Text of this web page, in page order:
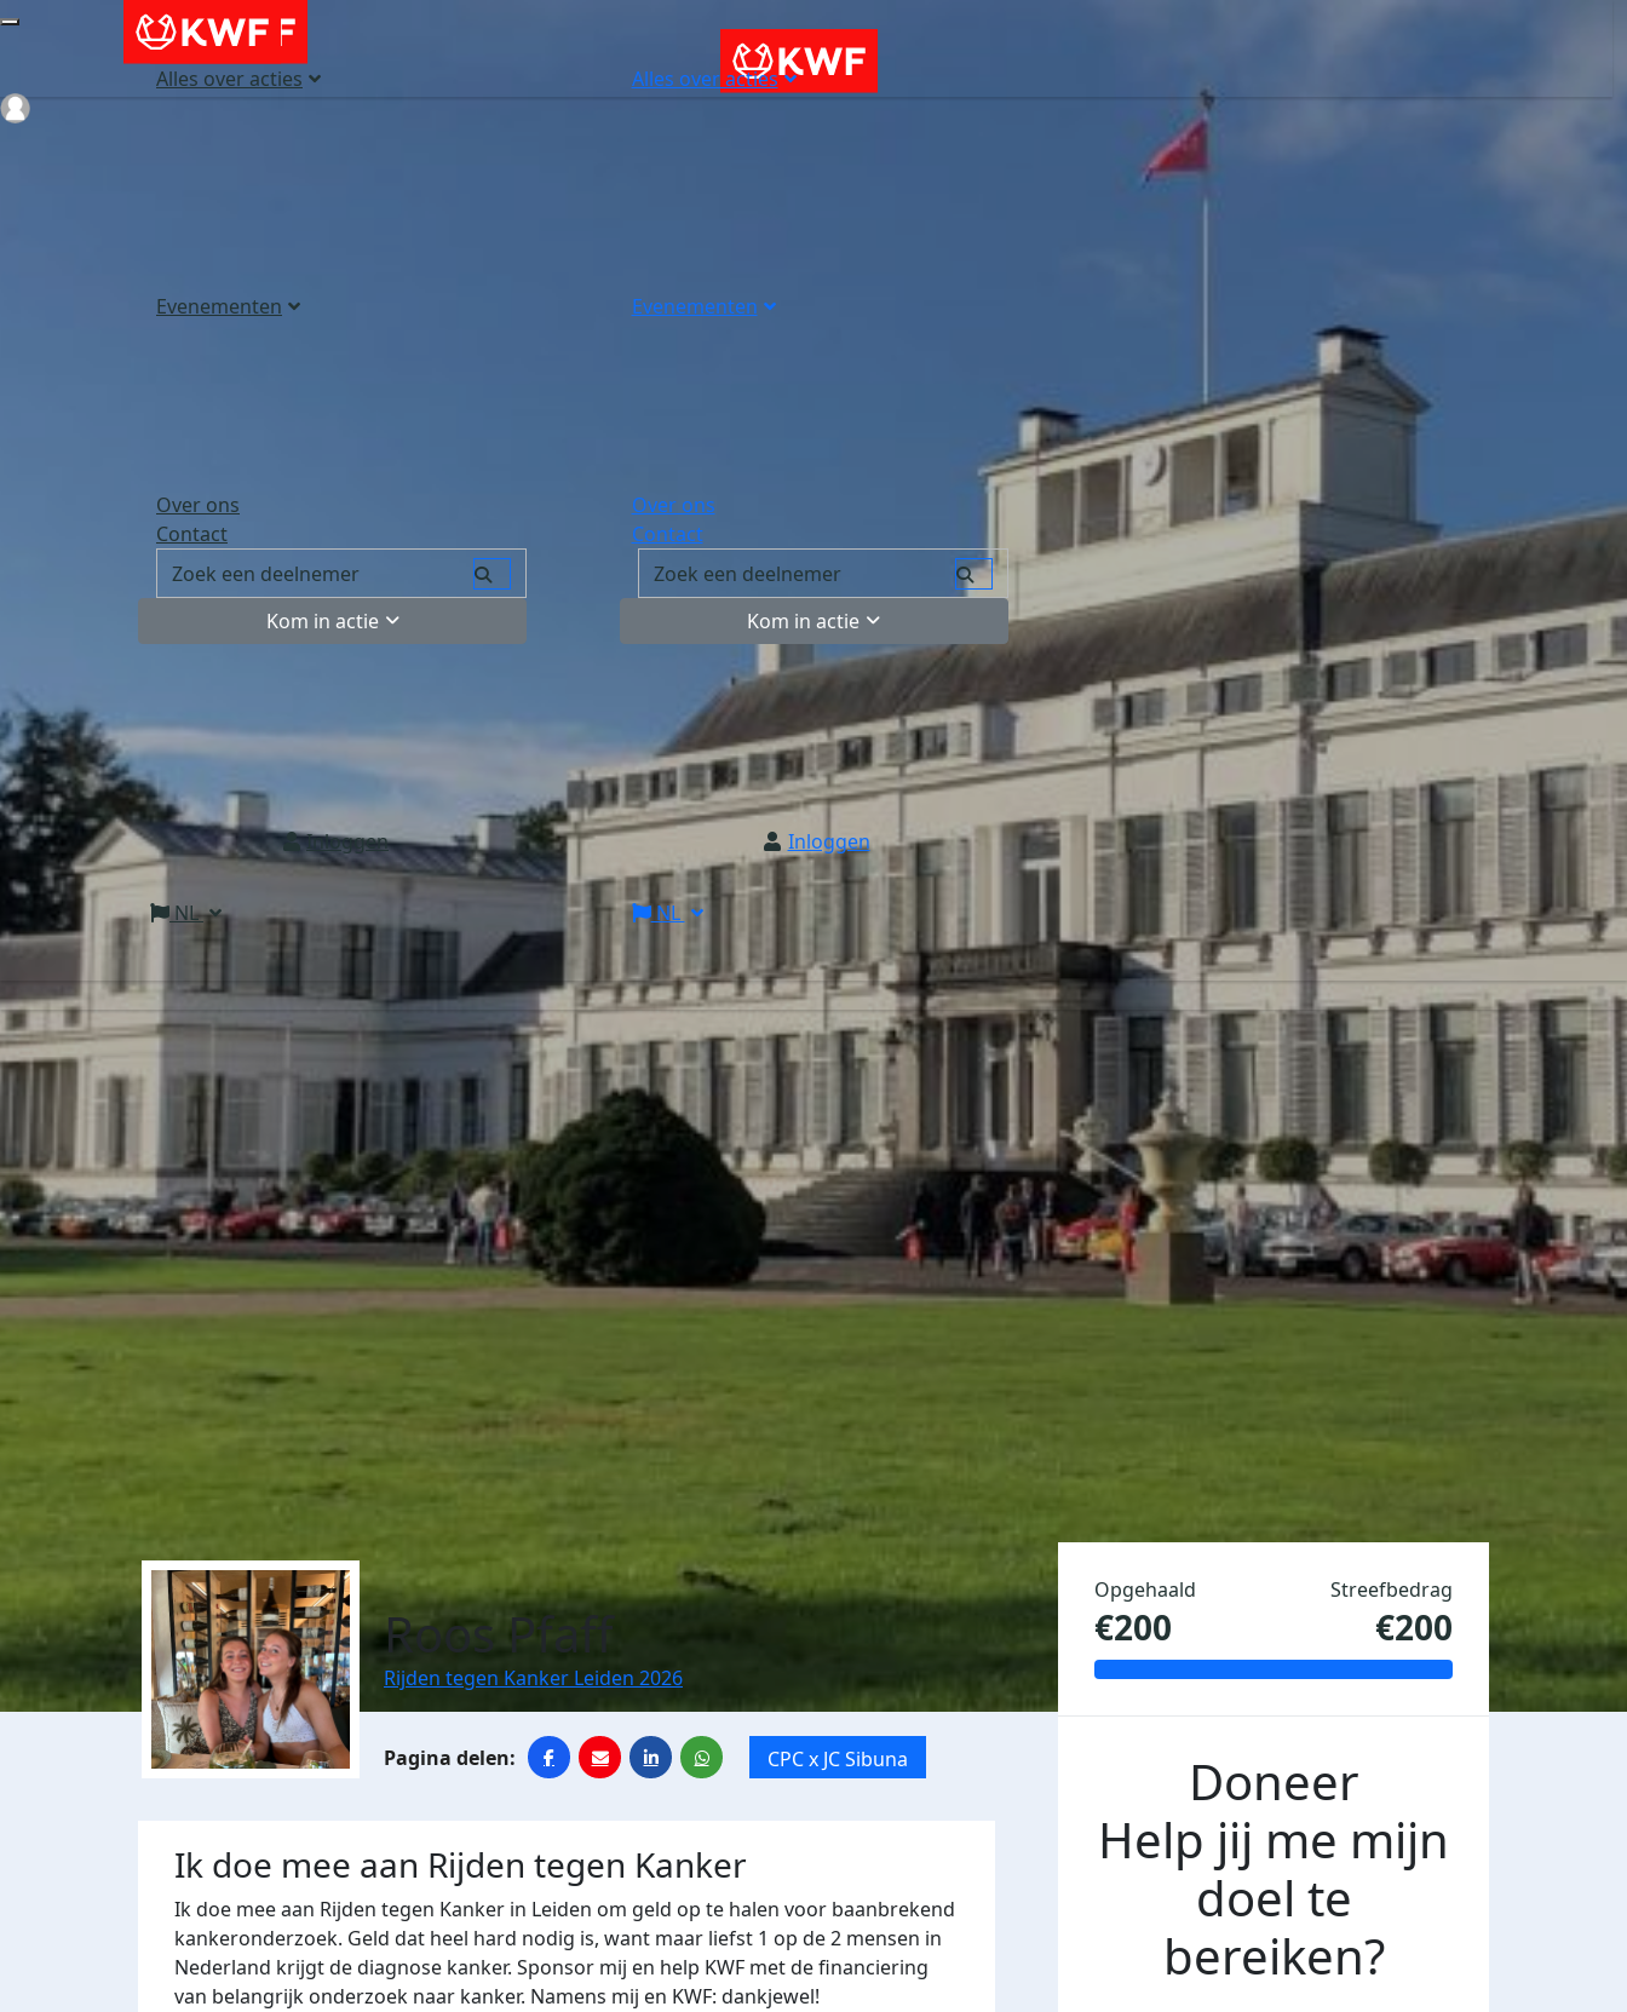
Alles over acties
Evenementen
Over ons
Contact
Kom in actie
Inloggen
NL
Alles over acties
Evenementen
Over ons
Contact
Kom in actie
Inloggen
NL
Roos Pfaff
Rijden tegen Kanker Leiden 2026
CPC x JC Sibuna
Ik doe mee aan Rijden tegen Kanker
Ik doe mee aan Rijden tegen Kanker in Leiden om geld op te halen voor baanbrekend
kankeronderzoek. Geld dat heel hard nodig is, want maar liefst 1 op de 2 mensen in
Nederland krijgt de diagnose kanker. Sponsor mij en help KWF met de financiering
van belangrijk onderzoek naar kanker. Namens mij en KWF: dankjewel!
Opgehaald
€200
Streefbedrag
€200
Doneer
Help jij me mijn
doel te
bereiken?